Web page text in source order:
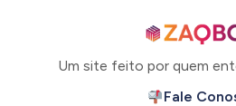
Um site feito por quem
Fale